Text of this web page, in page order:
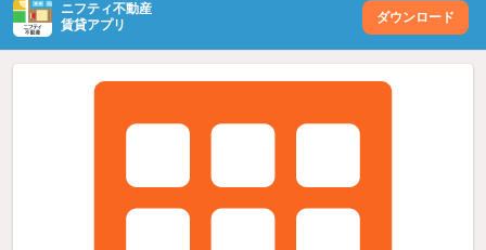
ニフティ不動産
賃貸アプリ
ダウンロード